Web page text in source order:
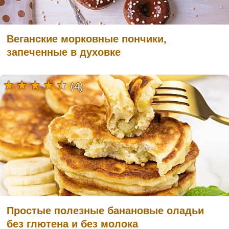
Веганские морковные пончики,
запеченные в духовке
Простые полезные банановые оладьи
без глютена и без молока
(4)